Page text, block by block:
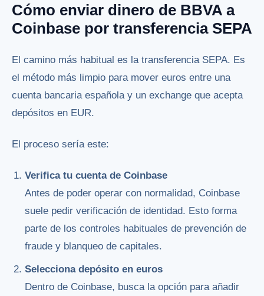
Cómo enviar dinero de BBVA a
Coinbase por transferencia SEPA
El camino más habitual es la transferencia SEPA. Es
el método más limpio para mover euros entre una
cuenta bancaria española y un exchange que acepta
depósitos en EUR.
El proceso sería este:
Verifica tu cuenta de Coinbase
Antes de poder operar con normalidad, Coinbase
suele pedir verificación de identidad. Esto forma
parte de los controles habituales de prevención de
fraude y blanqueo de capitales.
Selecciona depósito en euros
Dentro de Coinbase, busca la opción para añadir